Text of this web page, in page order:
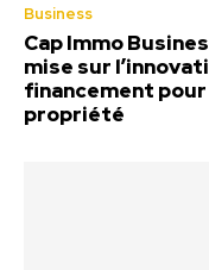
Business
Cap Immo
mise sur
financement
propriété